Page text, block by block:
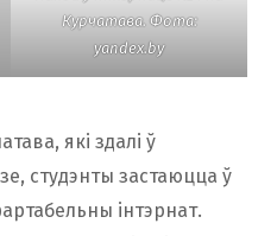
Курчатава. Фота:
yandex.by
які здалі ў
студэнты застаюцца ў
інтэрнат.